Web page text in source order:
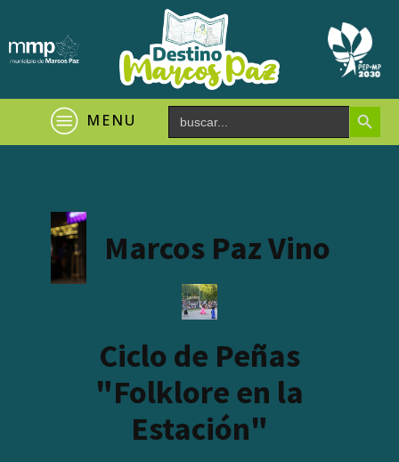
MENU Search
for:
Search Button
Marcos Paz Vino
Ciclo de Peñas
"Folklore en la
Estación"